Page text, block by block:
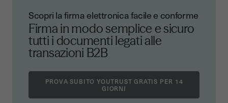
Scopri la firma elettronica facile e conforme
Firma in modo semplice e sicuro
tutti i documenti legati alle
transazioni B2B